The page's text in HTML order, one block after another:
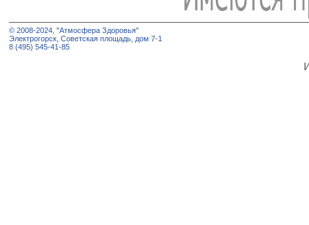
© 2008-2024, "Атмосфера Здоровья"
Электрогорск, Советская площадь, дом 7-1
8 (495) 545-41-85